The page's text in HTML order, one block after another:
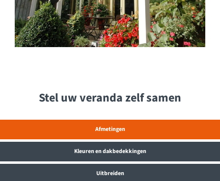
Stel uw veranda zelf samen
Afmetingen
Kleuren en dakbedekkingen
Uitbreiden